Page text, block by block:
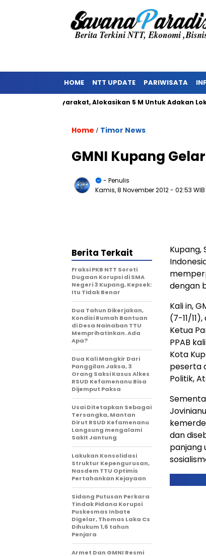
HOME NTT UPDATE PARIWISATA
Masyarakat, Alokasikan 5 M Untuk Adakan Lokasi
Home / Timor News
GMNI Kupang
- Penulis
Kamis, 8 November 2012- 02:53 WIB
Kupang,
dengan
Kali in,
(7-11/
Ketua
PPAB
Kota
peserta
Politik,
dan
panjang
Berita Terkait
Fraksi PKB NTT Soroti
Dugaan Korupsi di SMA
Negeri 3 Kupang, Kepsek:
Itu Tidak Benar
Dua Tahun Dikerjakan,
Kondisi Rumah Bantuan
di Desa Nainaban TTU
Memprihatinkan. Ada
Apa?
Dua Kali Mangkir Dari
Panggilan Jaksa, 3
Orang Saksi Kasus Alkes
RSUD Kefamenanu Bisa
Dijemput Paksa
Usai Ditetapkan Sebagai
Tersangka, Mantan
Dirut RSUD Kefamenanu
Langsung mengalami
Sakit Jantung
Lakukan Konsolidasi
Struktur Kepengurusan,
Nasdem TTU Optimis
Pertahankan Kejayaan
Sidang Putusan Perkara
Tindak Pidana Korupsi
Puskesmas Inbate
Digelar, Thomas Laka Cs
Dihukum 1,6 tahun
Penjara
Armet Dan GMNI Resmi